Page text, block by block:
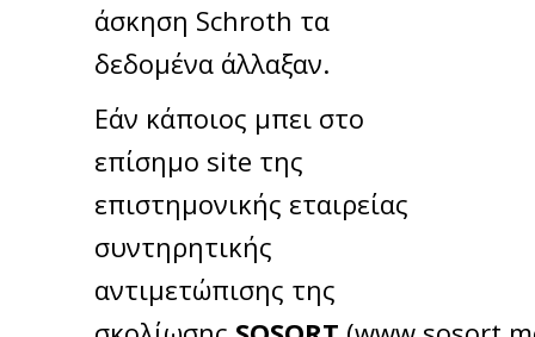
άσκηση Schroth τα
δεδομένα άλλαξαν.
Εάν κάποιος μπει στο
επίσημο site της
επιστημονικής εταιρείας
συντηρητικής
αντιμετώπισης της